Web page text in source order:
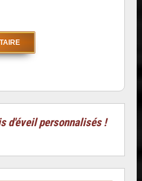
d'éveil personnalisés !